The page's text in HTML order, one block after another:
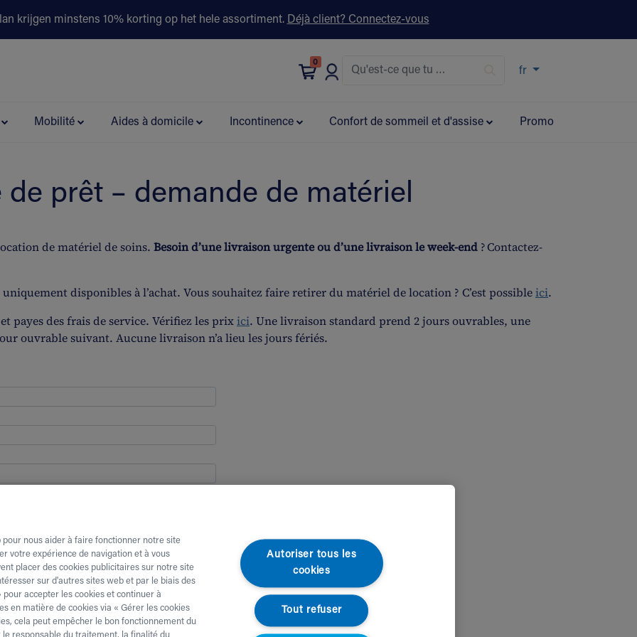
krijgen minstens 10% korting op het hele assortiment. Déjà client? Connectez-vous
Conseils & partenaires ▾
0
fr
Mobilité Aides à domicile Incontinence Confort de sommeil et d'assise Promo
de prêt – demande de matériel
de matériel de soins. Besoin d’une livraison urgente ou d’une livraison le week-end ? Contactez-
uniquement disponibles à l’achat. Vous souhaitez faire retirer du matériel de location ? C’est possibleici.
payes des frais de service. Vérifiez les prixici. Une livraison standard prend 2 jours ouvrables, une
ouvrable suivant. Aucune livraison n’a lieu les jours fériés.
pour nous aider à faire fonctionner notre site
votre expérience de navigation et à vous
placer des cookies publicitaires sur notre site
sur d'autres sites web et par le biais des
accepter les cookies et continuer à
en matière de cookies via « Gérer les cookies
cela peut empêcher le bon fonctionnement du
Autoriser tous les
cookies
Tout refuser